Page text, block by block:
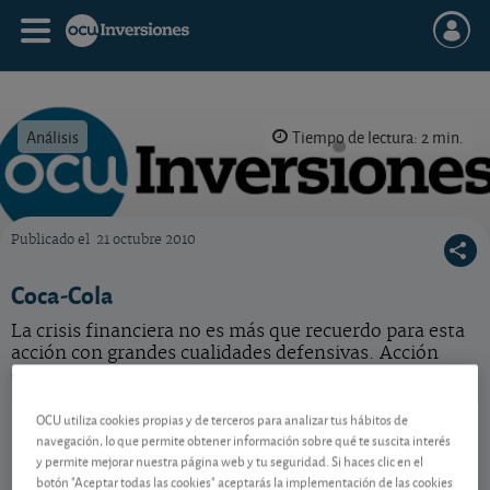
Análisis Tiempo de lectura: 2 min.
Publicado el 21 octubre 2010
Coca-Cola
La crisis financiera no es más que recuerdo para esta
acción con grandes cualidades defensivas. Acción
Coca - Cola
US1912161007
07/08/2026 Nueva York
87,02 USD
0,17 USD (0,20 %)
OCU utiliza cookies propias y de terceros para analizar tus hábitos de
navegación, lo que permite obtener información sobre qué te suscita interés
y permite mejorar nuestra página web y tu seguridad. Si haces clic en el
botón "Aceptar todas las cookies" aceptarás la implementación de las cookies